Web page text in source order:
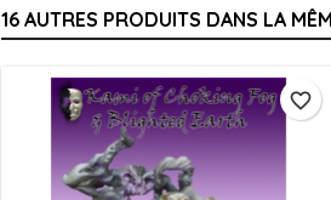
16 AUTRES PRODUITS DANS LA
favorite_border